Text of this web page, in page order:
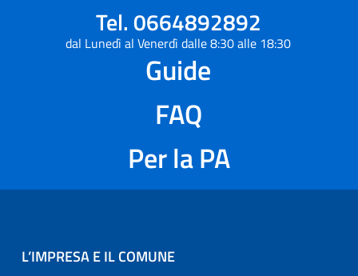
Tel. 0664892892
dal Lunedì al Venerdì dalle 8:30 alle 18:30
Guide
FAQ
Per la PA
L’IMPRESA E IL COMUNE